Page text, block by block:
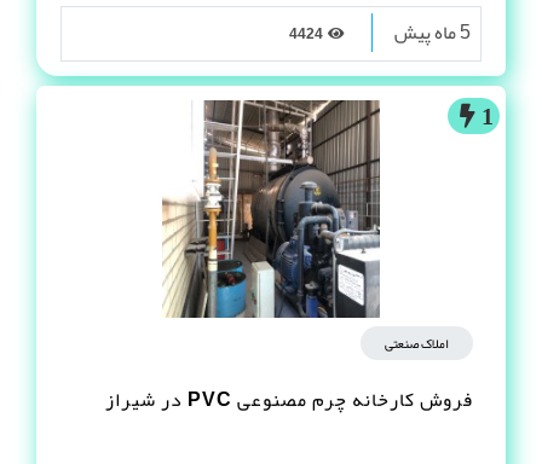
5 ماه پیش
1
املاک صنعتی
فروش کارخانه چرم مصنوعى PVC در شیراز